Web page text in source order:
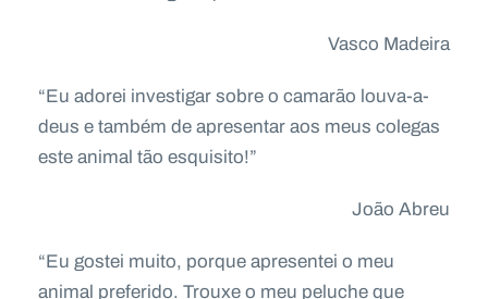
Vasco Madeira
“Eu adorei investigar sobre o camarão louva-a-
deus e também de apresentar aos meus colegas
este animal tão esquisito!”
João Abreu
“Eu gostei muito, porque apresentei o meu
animal preferido. Trouxe o meu peluche que